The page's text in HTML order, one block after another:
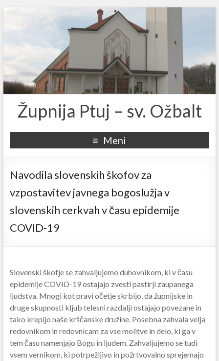
Župnija Ptuj – sv. Ožbalt
Meni
Navodila slovenskih škofov za
vzpostavitev javnega bogoslužja v
slovenskih cerkvah v času epidemije
COVID-19
Slovenski škofje se zahvaljujemo duhovnikom, ki v času
epidemije COVID-19 ostajajo zvesti pastirji zaupanega
ljudstva. Mnogi kot pravi očetje skrbijo, da župnijske in
druge skupnosti kljub telesni razdalji ostajajo povezane in
tako krepijo naše krščanske družine. Posebna zahvala velja
redovnikom in redovnicam za vse molitve in delo, ki ga v
tem času namenjajo Bogu in ljudem. Zahvaljujemo se tudi
vsem vernikom, ki potrpežljivo in požrtvovalno sprejemajo